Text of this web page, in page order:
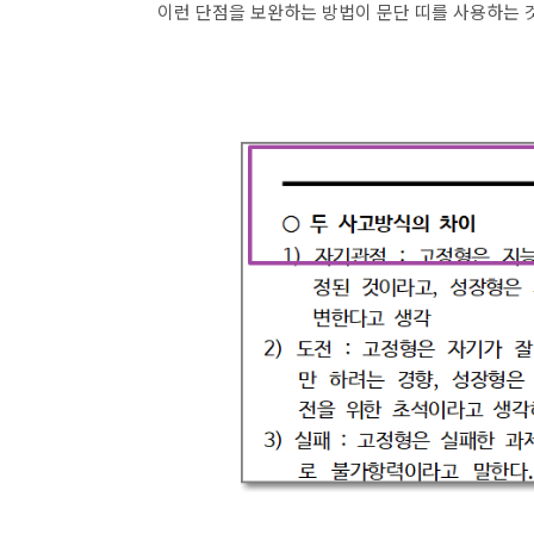
이런 단점을 보완하는 방법이 문단 띠를 사용하는